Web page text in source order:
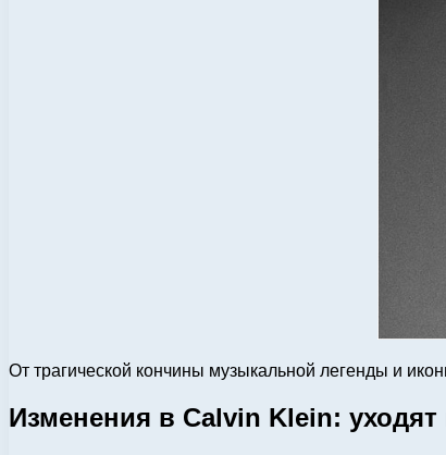
От трагической кончины музыкальной легенды и
Изменения в Calvin Klein: